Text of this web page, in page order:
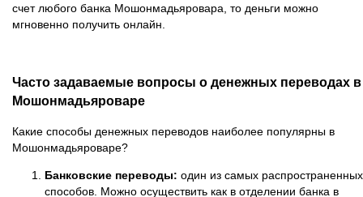
счет любого банка Мошонмадьяровара, то деньги можно
мгновенно получить онлайн.
Часто задаваемые вопросы о денежных переводах в
Мошонмадьяроваре
Какие способы денежных переводов наиболее популярны в
Мошонмадьяроваре?
Банковские переводы: один из самых распространенных
способов. Можно осуществить как в отделении банка в